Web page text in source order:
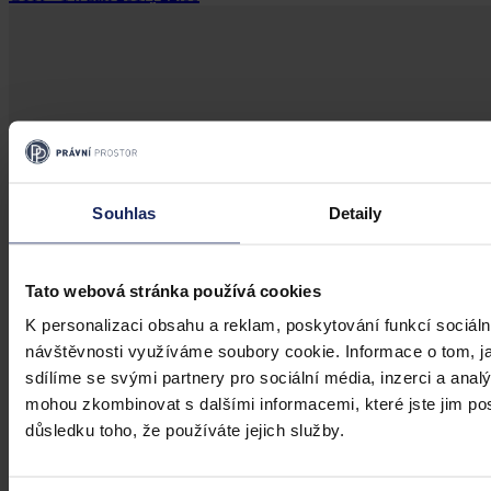
Souhlas Detaily
Tato webová stránka používá cookies
K personalizaci obsahu a reklam, poskytování funkcí
návštěvnosti využíváme soubory cookie. Informace o tom,
sdílíme se svými partnery pro sociální média, inzerci a
mohou zkombinovat s dalšími informacemi, které jste jim
důsledku toho, že používáte jejich služby.